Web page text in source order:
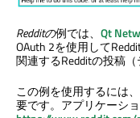
Redditの例では、 Qt
OAuth 2を使用して
関連するRedditの投稿
この例を使用するには
要です。アプリケーシ